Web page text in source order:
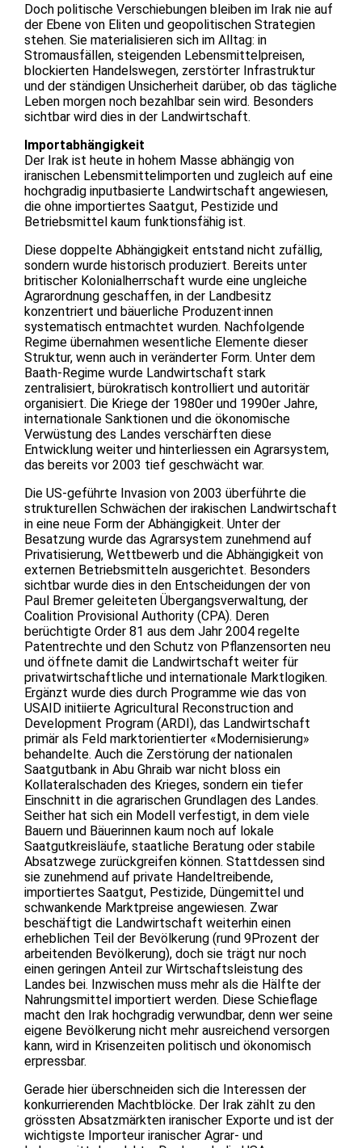
Doch politische Verschiebungen bleiben im Irak nie auf
der Ebene von Eliten und geopolitischen Strategien
stehen. Sie materialisieren sich im Alltag: in
Stromausfällen, steigenden Lebensmittelpreisen,
blockierten Handelswegen, zerstörter Infrastruktur
und der ständigen Unsicherheit darüber, ob das tägliche
Leben morgen noch bezahlbar sein wird. Besonders
sichtbar wird dies in der Landwirtschaft.
Importabhängigkeit
Der Irak ist heute in hohem Masse abhängig von
iranischen Lebensmittelimporten und zugleich auf eine
hochgradig inputbasierte Landwirtschaft angewiesen,
die ohne importiertes Saatgut, Pestizide und
Betriebsmittel kaum funktionsfähig ist.
Diese doppelte Abhängigkeit entstand nicht zufällig,
sondern wurde historisch produziert. Bereits unter
britischer Kolonialherrschaft wurde eine ungleiche
Agrarordnung geschaffen, in der Landbesitz
konzentriert und bäuerliche Produzent·innen
systematisch entmachtet wurden. Nachfolgende
Regime übernahmen wesentliche Elemente dieser
Struktur, wenn auch in veränderter Form. Unter dem
Baath-Regime wurde Landwirtschaft stark
zentralisiert, bürokratisch kontrolliert und autoritär
organisiert. Die Kriege der 1980er und 1990er Jahre,
internationale Sanktionen und die ökonomische
Verwüstung des Landes verschärften diese
Entwicklung weiter und hinterliessen ein Agrarsystem,
das bereits vor 2003 tief geschwächt war.
Die US-geführte Invasion von 2003 überführte die
strukturellen Schwächen der irakischen Landwirtschaft
in eine neue Form der Abhängigkeit. Unter der
Besatzung wurde das Agrarsystem zunehmend auf
Privatisierung, Wettbewerb und die Abhängigkeit von
externen Betriebsmitteln ausgerichtet. Besonders
sichtbar wurde dies in den Entscheidungen der von
Paul Bremer geleiteten Übergangsverwaltung, der
Coalition Provisional Authority (CPA). Deren
berüchtigte Order 81 aus dem Jahr 2004 regelte
Patentrechte und den Schutz von Pflanzensorten neu
und öffnete damit die Landwirtschaft weiter für
privatwirtschaftliche und internationale Marktlogiken.
Ergänzt wurde dies durch Programme wie das von
USAID initiierte Agricultural Reconstruction and
Development Program (ARDI), das Landwirtschaft
primär als Feld marktorientierter «Modernisierung»
behandelte. Auch die Zerstörung der nationalen
Saatgutbank in Abu Ghraib war nicht bloss ein
Kollateralschaden des Krieges, sondern ein tiefer
Einschnitt in die agrarischen Grundlagen des Landes.
Seither hat sich ein Modell verfestigt, in dem viele
Bauern und Bäuerinnen kaum noch auf lokale
Saatgutkreisläufe, staatliche Beratung oder stabile
Absatzwege zurückgreifen können. Stattdessen sind
sie zunehmend auf private Handeltreibende,
importiertes Saatgut, Pestizide, Düngemittel und
schwankende Marktpreise angewiesen. Zwar
beschäftigt die Landwirtschaft weiterhin einen
erheblichen Teil der Bevölkerung (rund 9Prozent der
arbeitenden Bevölkerung), doch sie trägt nur noch
einen geringen Anteil zur Wirtschaftsleistung des
Landes bei. Inzwischen muss mehr als die Hälfte der
Nahrungsmittel importiert werden. Diese Schieflage
macht den Irak hochgradig verwundbar, denn wer seine
eigene Bevölkerung nicht mehr ausreichend versorgen
kann, wird in Krisenzeiten politisch und ökonomisch
erpressbar.
Gerade hier überschneiden sich die Interessen der
konkurrierenden Machtblöcke. Der Irak zählt zu den
grössten Absatzmärkten iranischer Exporte und ist der
wichtigste Importeur iranischer Agrar- und